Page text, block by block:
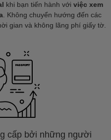
khi bạn tiến hành với việc xem
. Không chuyển hướng đến các
gian và không lãng phí giấy tờ.
cấp bởi những người